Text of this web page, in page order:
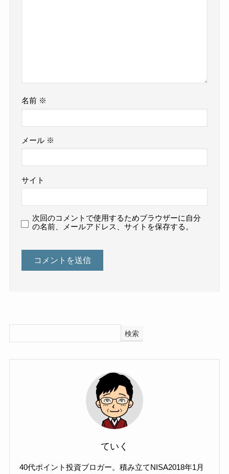
名前 ※
メール ※
サイト
次回のコメントで使用するためブラウザーに自分
の名前、メールアドレス、サイトを保存する。
検索
ていく
40代ポイント投資ブロガー。積み立てNISA2018年1月